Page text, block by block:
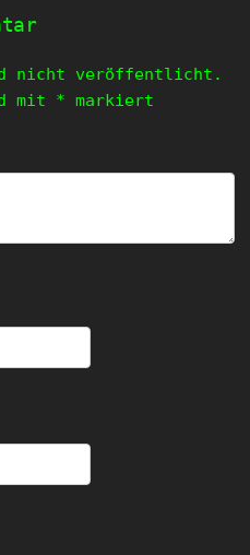
nicht veröffentlicht.
mit * markiert